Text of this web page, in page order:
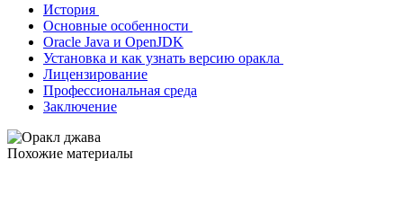
История
Основные особенности
Oracle Java и OpenJDK
Установка и как узнать версию оракла
Лицензирование
Профессиональная среда
Заключение
Похожие материалы